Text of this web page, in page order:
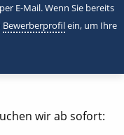
E-Mail. Wenn Sie bereits
Bewerberprofilein, um Ihre
wir ab sofort: